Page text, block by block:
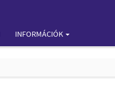
INFORMÁCIÓK